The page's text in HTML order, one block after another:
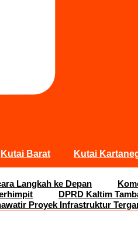
Kutai Barat Kutai
Langkah ke Depan
DPRD Kaltim
Proyek Infrastruktur